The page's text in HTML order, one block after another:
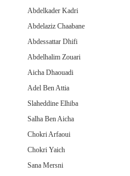
Abdelkader Kadri
Abdelaziz Chaabane
Abdessattar Dhifi
Abdelhalim Zouari
Aicha Dhaouadi
Adel Ben Attia
Slaheddine Elhiba
Salha Ben Aicha
Chokri Arfaoui
Chokri Yaich
Sana Mersni